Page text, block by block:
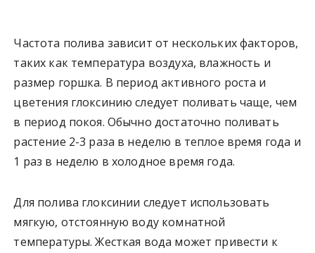
Частота полива зависит от нескольких факторов,
таких как температура воздуха, влажность и
размер горшка. В период активного роста и
цветения глоксинию следует поливать чаще, чем
в период покоя. Обычно достаточно поливать
растение 2-3 раза в неделю в теплое время года и
1 раз в неделю в холодное время года.
Для полива глоксинии следует использовать
мягкую, отстоянную воду комнатной
температуры. Жесткая вода может привести к